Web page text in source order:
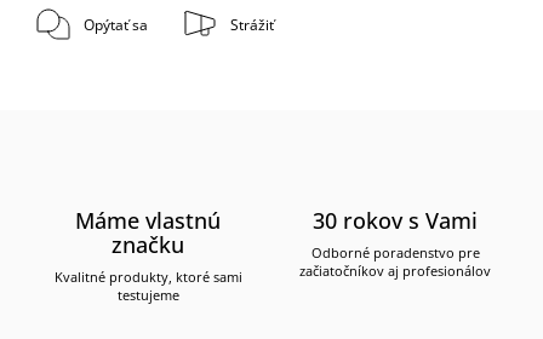
Opýtať sa Strážiť
Máme vlastnú
značku
Kvalitné produkty, ktoré sami
testujeme
30 rokov s Vami
Odborné poradenstvo pre
začiatočníkov aj profesionálov